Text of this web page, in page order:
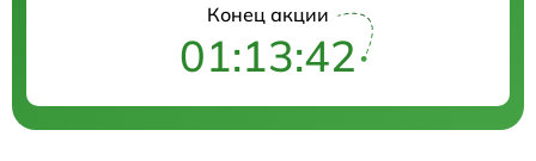
Конец акции
01:13:42